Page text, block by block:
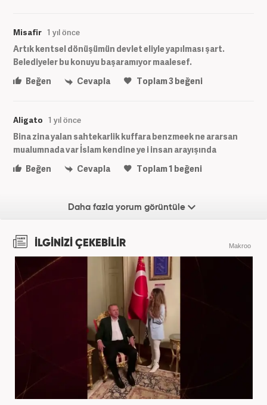
Misafir 1 yıl önce
Artık kentsel dönüşümün devlet eliyle yapılması şart.
Belediyeler bu konuyu başaramıyor maalesef.
Beğen
Cevapla Toplam3beğeni
Aligato 1 yıl önce
Bina zina yalan sahtekarlik kuffara benzmeek ne ararsan
mualumnada var İslam kendine ye i insan arayışında
Beğen
Cevapla Toplam1 beğeni
Daha fazla yorum görüntüle
İLGİNİZİ ÇEKEBİLİR Makroo